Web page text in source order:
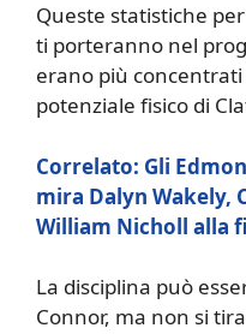
Queste statistiche
ti porteranno nel
erano più concentrati
potenziale fisico di
Correlato: Gli
mira Dalyn Wakely,
William Nicholl alla
La disciplina può
Connor, ma non si